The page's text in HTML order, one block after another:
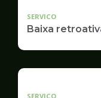
SERVICO
Baixa
SERVICO